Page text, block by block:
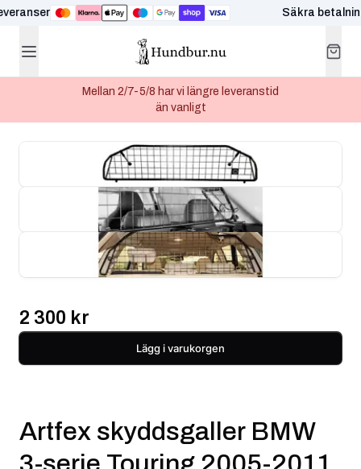
Säkra
Mellan 2/7-5/8 har vi längre leveranstid
än vanligt
Artfex skyddsgaller BMW
2 300 kr
Lägg i varukorgen